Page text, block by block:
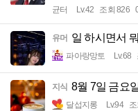
균터 Lv.42 조회 826
유머 일 하시면서
파아랑망토 Lv.68
지식 8월 7일 금요
달섭지롱 Lv.94